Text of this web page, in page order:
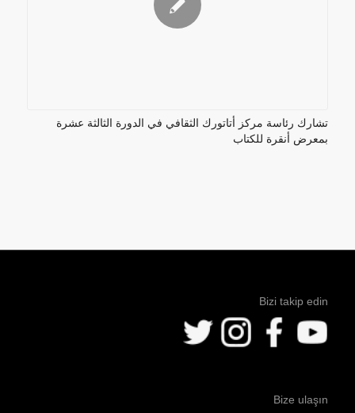
تشارك رئاسة مركز أتاتورك الثقافي في الدورة الثالثة عشرة
بمعرض أنقرة للكتاب
Bizi takip edin
Bize ulaşın